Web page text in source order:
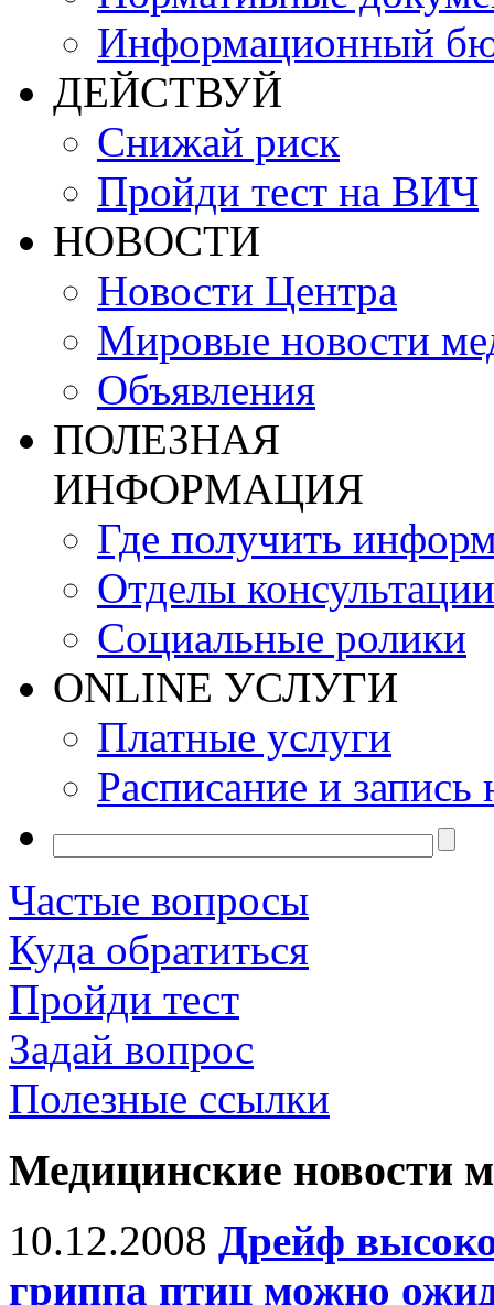
Информационный
ДЕЙСТВУЙ
Снижай риск
Пройди тест на ВИЧ
НОВОСТИ
Новости Центра
Мировые новости
Объявления
ПОЛЕЗНАЯ
ИНФОРМАЦИЯ
Где получить
Отделы консультации
Социальные ролики
ONLINE УСЛУГИ
Платные услуги
Расписание и запись
Частые вопросы
Куда обратиться
Пройди тест
Задай вопрос
Полезные ссылки
Медицинские новости
10.12.2008 Дрейф
гриппа птиц можно